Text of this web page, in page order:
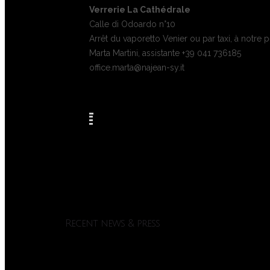
Verrerie La Cathédrale
Calle di Odoardo n°10
Arrêt du vaporetto Venier ou par taxi, à notre
Marta Martini, assistante +39 041 736185
office.marta@najean-sy.it
Recent news & press